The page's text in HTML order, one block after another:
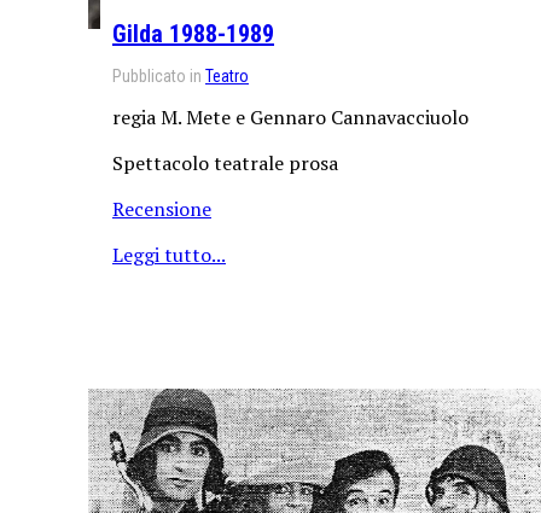
Gilda 1988-1989
Pubblicato in Teatro
regia M. Mete e Gennaro Cannavacciuolo
Spettacolo teatrale prosa
Recensione
Leggi tutto...